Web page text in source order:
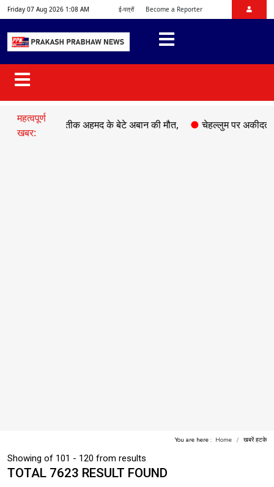
Friday 07 Aug 2026 1:08 AM ई-पत्रों Become a Reporter
महत्वपूर्ण
खबर:
अतीक अहमद के बेटे अबान की मौत, ●चेहल्लुम पर अकीदत के साथ
You are here : Home खबरें हटके
Showing of 101 - 120 from results
TOTAL 7623 RESULT FOUND